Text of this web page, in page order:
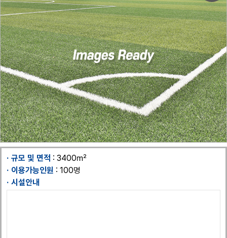
규모 및 면적 : 3400㎡
이용가능인원 : 100명
시설안내